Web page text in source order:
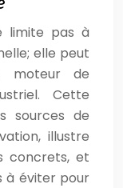
limite pas à
elle peut
moteur de
Cette
sources de
illustre
concrets, et
à éviter pour